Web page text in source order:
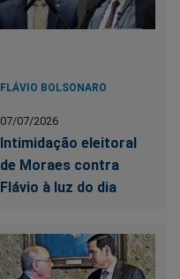
FLÁVIO BOLSONARO
07/07/2026
Intimidação eleitoral
de Moraes contra
Flávio à luz do dia